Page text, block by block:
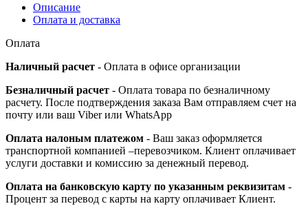
Описание
Оплата и доставка
Оплата
Наличный расчет - Оплата в офисе организации
Безналичный расчет - Оплата товара по безналичному
расчету. После подтверждения заказа Вам отправляем счет на
почту или ваш Viber или WhatsApp
Оплата налоным платежом - Ваш заказ оформляется
транспортной компанией –перевозчиком. Клиент оплачивает
услуги доставки и комиссию за денежный перевод.
Оплата на банковскую карту по указанным реквизитам -
Процент за перевод с карты на карту оплачивает Клиент.